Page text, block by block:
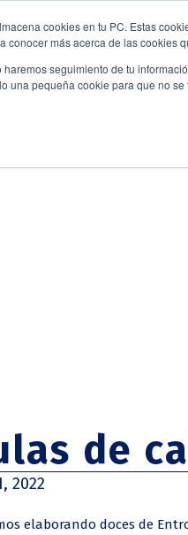
cookies en tu PC. Estas
conocer más acerca de las cookies
haremos seguimiento de tu
una pequeña cookie para que no
XENTE DELEITE
de
2022
elaborando doces de